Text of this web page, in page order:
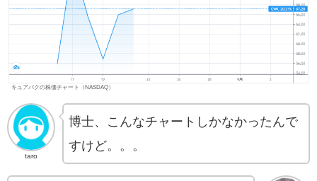
キュアバクの株価チャート（NASDAQ）
taro
博士、こんなチャートしかなかったんで
すけど。。。